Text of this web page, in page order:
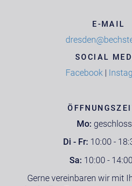
E-MAIL
SOCIAL
Facebook |
Mo:
Di - Fr: 10:00 -
Sa: 10:00 -
Gerne vereinbaren wir mit